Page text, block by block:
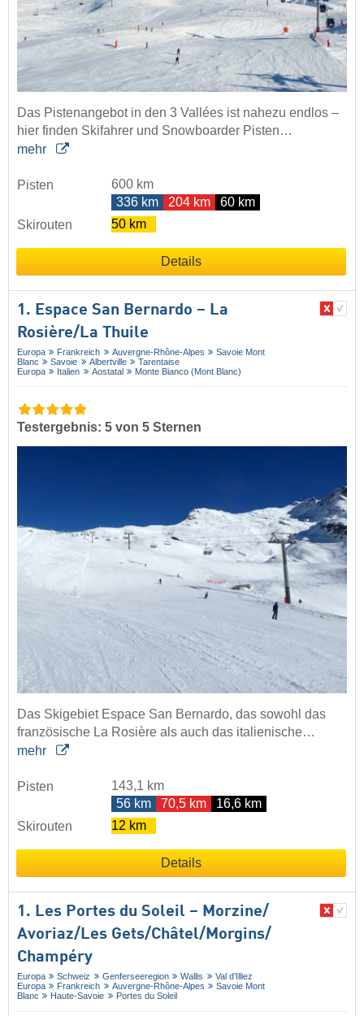
Das Pistenangebot in den 3 Vallées ist nahezu endlos –
hier finden Skifahrer und Snowboarder Pisten…
mehr
Pisten
600 km
336 km
204 km
60 km
Skirouten
50 km
Details
1. Espace San Bernardo – La
Rosière/​La Thuile
Europa Frankreich Auvergne-Rhône-Alpes
Savoie Mont
Blanc
Savoie Albertville
Tarentaise
Europa
Italien Aostatal Monte Bianco (Mont Blanc)
Testergebnis: 5 von 5 Sternen
Das Skigebiet Espace San Bernardo, das sowohl das
französische La Rosière als auch das italienische…
mehr
Pisten
143,1 km
56 km
70,5 km
16,6 km
Skirouten
12 km
Details
1. Les Portes du Soleil – Morzine/​
Avoriaz/​Les Gets/​Châtel/​Morgins/​
Champéry
Europa Schweiz Genferseeregion Wallis
Val d’Illiez
Europa
Frankreich Auvergne-Rhône-Alpes
Savoie Mont
Blanc
Haute-Savoie Portes du Soleil